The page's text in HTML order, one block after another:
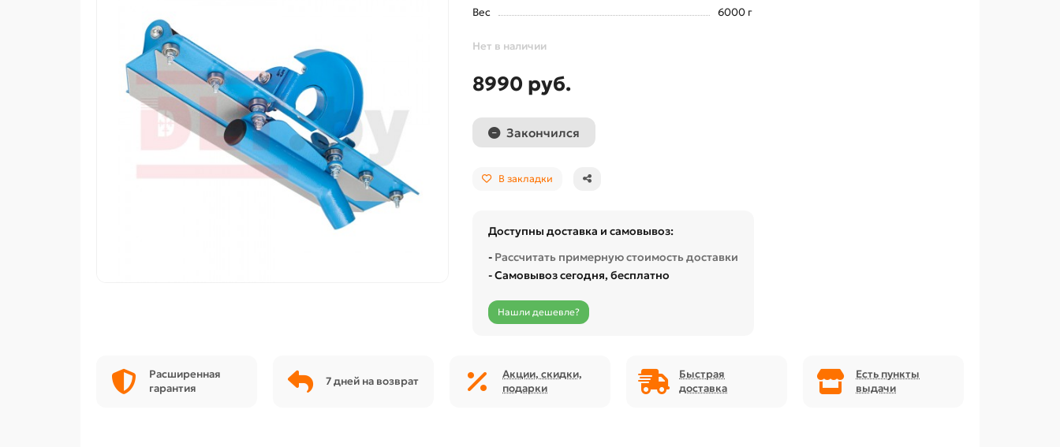
Вес
6000 г
Нет в наличии
8990 руб.
Закончился
В закладки
Доступны доставка и самовывоз:
- Рассчитать примерную стоимость доставки
- Самовывоз сегодня, бесплатно
Нашли дешевле?
Расширенная
гарантия
7 дней на возврат
Акции, скидки,
подарки
Быстрая
доставка
Есть пункты
выдачи